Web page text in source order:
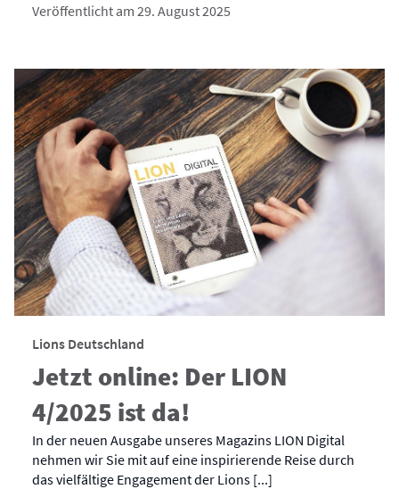
Veröffentlicht am 29. August 2025
Lions Deutschland
Jetzt online: Der LION
4/2025 ist da!
In der neuen Ausgabe unseres Magazins LION Digital
nehmen wir Sie mit auf eine inspirierende Reise durch
das vielfältige Engagement der Lions [...]